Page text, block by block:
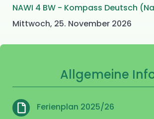
NAWI 4 BW - Kompass Deutsch
Mittwoch, 25. November 2026
Allgemeine
Ferienplan 2025/26